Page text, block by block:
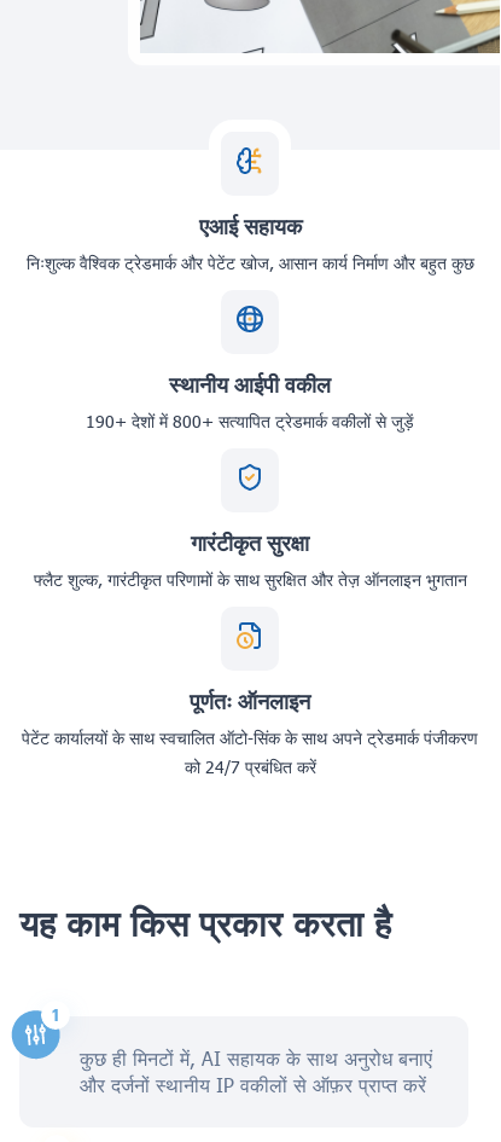
एआई सहायक
निःशुल्क वैश्विक ट्रेडमार्क और पेटेंट खोज, आसान कार्य निर्माण और बहुत कुछ
स्थानीय आईपी वकील
190+ देशों में 800+ सत्यापित ट्रेडमार्क वकीलों से जुड़ें
गारंटीकृत सुरक्षा
फ्लैट शुल्क, गारंटीकृत परिणामों के साथ सुरक्षित और तेज़ ऑनलाइन भुगतान
पूर्णतः ऑनलाइन
पेटेंट कार्यालयों के साथ स्वचालित ऑटो-सिंक के साथ अपने ट्रेडमार्क पंजीकरण
को 24/7 प्रबंधित करें
यह काम किस प्रकार करता है
कुछ ही मिनटों में, AI सहायक के साथ अनुरोध बनाएं
और दर्जनों स्थानीय IP वकीलों से ऑफ़र प्राप्त करें